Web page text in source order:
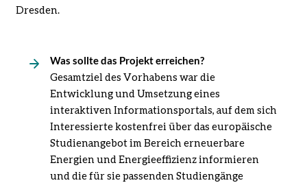
Dresden.
Was sollte das Projekt erreichen?
Gesamtziel des Vorhabens war die
Entwicklung und Umsetzung eines
interaktiven Informations­portals, auf dem sich
Interessierte kostenfrei über das europäische
Studienangebot im Bereich erneuerbare
Energien und Energieeffizienz informieren
und die für sie passenden Studiengänge